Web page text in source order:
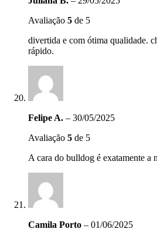
Avaliação 5 de 5
divertida e com ótima qualidade.
rápido.
Felipe A. – 30/05/2025
Avaliação 5 de 5
A cara do bulldog é exatamente a
Camila Porto – 01/06/2025